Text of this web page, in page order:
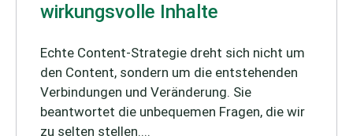
wirkungsvolle Inhalte
Echte Content-Strategie dreht sich nicht um
den Content, sondern um die entstehenden
Verbindungen und Veränderung. Sie
beantwortet die unbequemen Fragen, die wir
zu selten stellen....